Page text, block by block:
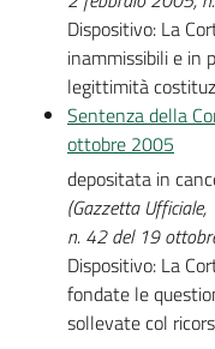
Dispositivo: La
inammissibili e in
legittimità
Sentenza della
ottobre 2005
depositata in
(Gazzetta
n. 42 del 19
Dispositivo: La
fondate le
sollevate col